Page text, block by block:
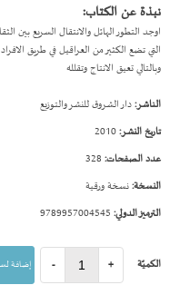
نبذة عن الكتاب:
اوجد التطور الهائل والانتقال السريع بين
التي تضع الكثير من العراقيل في طريق
وبالتالي تعيق الانتاج وتقلله
الناشر:دار الشروق للنشر والتوزيع
تاريخ النشر:
عدد الصفحات:
النسخة:نسخة ورقية
الترميز الدولي:
الكميّة - + إضافة